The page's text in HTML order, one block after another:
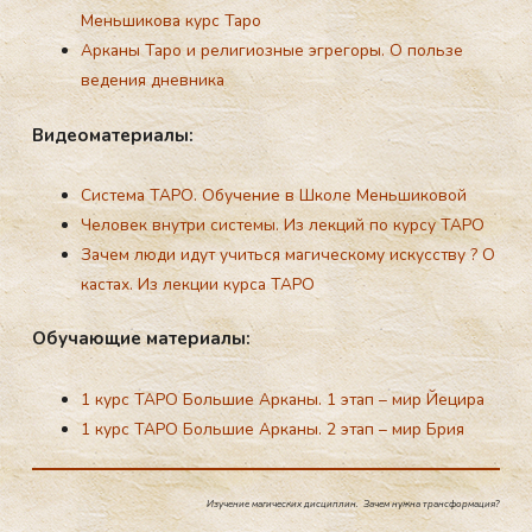
Меньшикова курс Таро
Арканы Таро и религиозные эгрегоры. О пользе
ведения дневника
Ви­де­ома­тери­алы:
Система ТАРО. Обучение в Школе Меньшиковой
Человек внутри системы. Из лекций по курсу ТАРО
Зачем люди идут учиться магическому искусству ? О
кастах. Из лекции курса ТАРО
Обу­ча­ющие ма­тери­алы:
1 курс ТАРО Большие Арканы. 1 этап – мир Йецира
1 курс ТАРО Большие Арканы. 2 этап – мир Брия
Изучение магических дисциплин. Зачем нужна трансформация?